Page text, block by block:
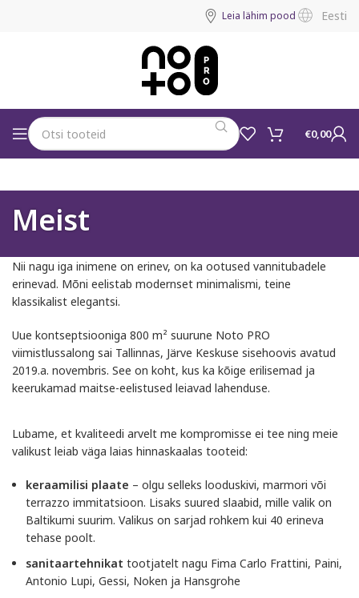
Leia lähim pood Eesti
€0,00
Meist
Nii nagu iga inimene on erinev, on ka ootused vannitubadele
erinevad. Mõni eelistab modernset minimalismi, teine
klassikalist elegantsi.
Uue kontseptsiooniga 800 m² suurune Noto PRO
viimistlussalong sai Tallinnas, Järve Keskuse sisehoovis avatud
2019.a. novembris. See on koht, kus ka kõige erilisemad ja
keerukamad maitse-eelistused leiavad lahenduse.
Lubame, et kvaliteedi arvelt me kompromisse ei tee ning meie
valikust leiab väga laias hinnaskaalas tooteid:
keraamilisi plaate – olgu selleks looduskivi, marmori või
terrazzo immitatsioon. Lisaks suured slaabid, mille valik on
Baltikumi suurim. Valikus on sarjad rohkem kui 40 erineva
tehase poolt.
sanitaartehnikat tootjatelt nagu Fima Carlo Frattini, Paini,
Antonio Lupi, Gessi, Noken ja Hansgrohe